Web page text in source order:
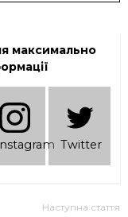
максимально
Instagram Twitter
Наступна стаття